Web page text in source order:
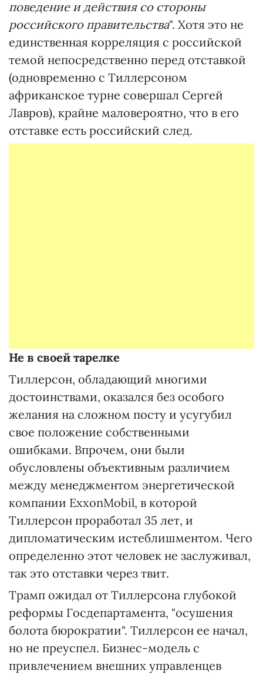
поведение и действия со стороны
российского правительства". Хотя это не
единственная корреляция с российской
темой непосредственно перед отставкой
(одновременно с Тиллерсоном
африканское турне совершал Сергей
Лавров), крайне маловероятно, что в его
отставке есть российский след.
Не в своей тарелке
Тиллерсон, обладающий многими
достоинствами, оказался без особого
желания на сложном посту и усугубил
свое положение собственными
ошибками. Впрочем, они были
обусловлены объективным различием
между менеджментом энергетической
компании ExxonMobil, в которой
Тиллерсон проработал 35 лет, и
дипломатическим истеблишментом. Чего
определенно этот человек не заслуживал,
так это отставки через твит.
Трамп ожидал от Тиллерсона глубокой
реформы Госдепартамента, "осушения
болота бюрократии". Тиллерсон ее начал,
но не преуспел. Бизнес-модель с
привлечением внешних управленцев